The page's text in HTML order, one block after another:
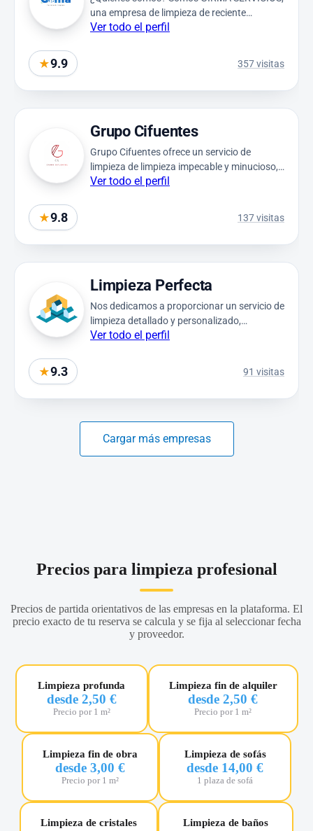
Precios para limpieza profesional
Precios de partida orientativos de las empresas en la plataforma. El
precio exacto de tu reserva se calcula y se fija al seleccionar fecha
y proveedor.
Limpieza profunda
desde 2,50 €
Precio por 1 m²
Limpieza fin de alquiler
desde 2,50 €
Precio por 1 m²
Limpieza fin de obra
desde 3,00 €
Precio por 1 m²
Limpieza de sofás
desde 14,00 €
1 plaza de sofá
Limpieza de cristales Limpieza de baños